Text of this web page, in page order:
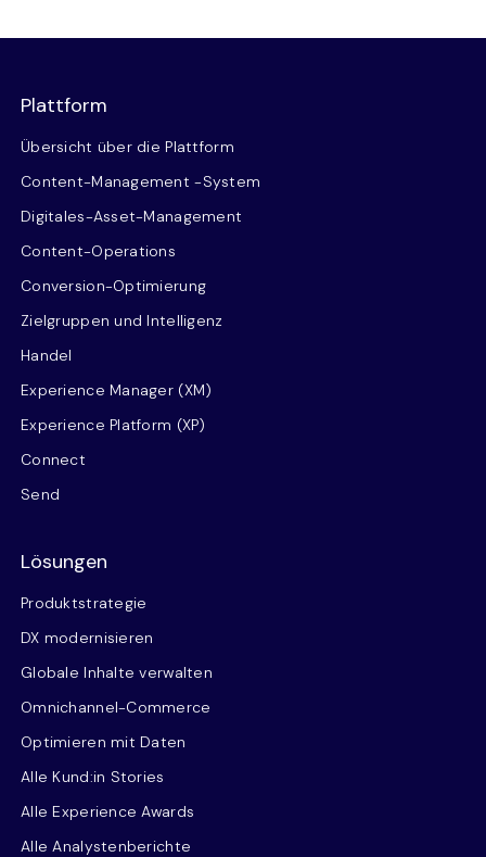
Plattform
Übersicht über die Plattform
Content-Management -System
Digitales-Asset-Management
Content-Operations
Conversion-Optimierung
Zielgruppen und Intelligenz
Handel
Experience Manager (XM)
Experience Platform (XP)
Connect
Send
Lösungen
Produktstrategie
DX modernisieren
Globale Inhalte verwalten
Omnichannel-Commerce
Optimieren mit Daten
Alle Kund:in Stories
Alle Experience Awards
Alle Analystenberichte